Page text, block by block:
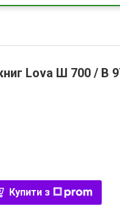
Lova Ш 700 / В
Купити з